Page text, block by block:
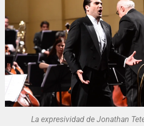
La expresividad de Jonathan